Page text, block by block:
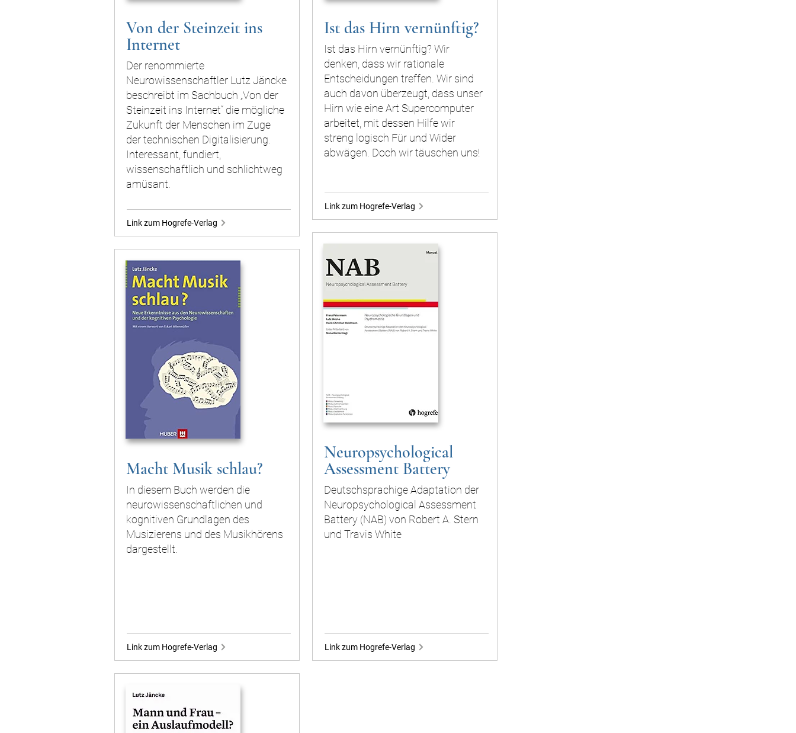
Von der Steinzeit ins
Internet
Der renommierte
Neurowissenschaftler Lutz Jäncke
beschreibt im Sachbuch „Von der
Steinzeit ins Internet“ die mögliche
Zukunft der Menschen im Zuge
der technischen Digitalisierung.
Interessant, fundiert,
wissenschaftlich und schlichtweg
amüsant.
Link zum Hogrefe-Verlag
Macht Musik schlau?
In diesem Buch werden die
neurowissenschaftlichen und
kognitiven Grundlagen des
Musizierens und des Musikhörens
dargestellt.
Link zum Hogrefe-Verlag
Ist das Hirn vernünftig?
Ist das Hirn vernünftig? Wir
denken, dass wir rationale
Entscheidungen treffen. Wir sind
auch davon überzeugt, dass unser
Hirn wie eine Art Supercomputer
arbeitet, mit dessen Hilfe wir
streng logisch Für und Wider
abwägen. Doch wir täuschen uns!
Link zum Hogrefe-Verlag
Neuropsychological
Assessment Battery
Deutschsprachige Adaptation der
Neuropsychological Assessment
Battery (NAB) von Robert A. Stern
und Travis White
Link zum Hogrefe-Verlag